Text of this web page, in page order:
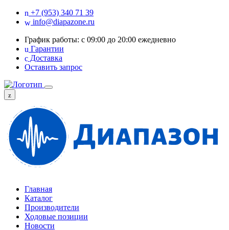
+7 (953) 340 71 39
info@diapazone.ru
График работы: с 09:00 до 20:00 ежедневно
Гарантии
Доставка
Оставить запрос
Главная
Каталог
Производители
Ходовые позиции
Новости